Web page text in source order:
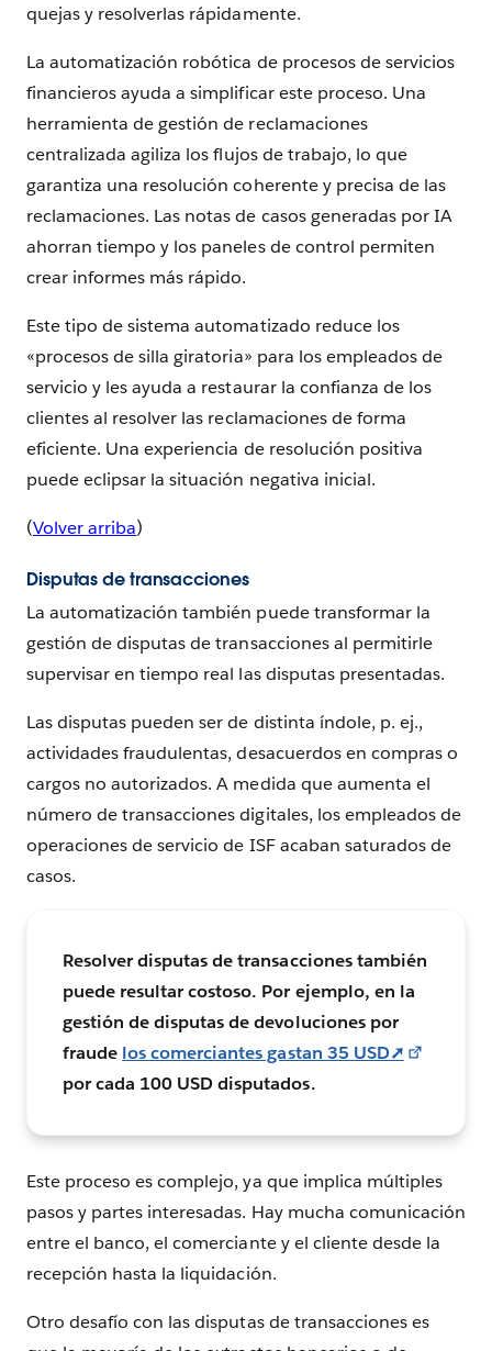
quejas y resolverlas rápidamente.
La automatización robótica de procesos de servicios
financieros ayuda a simplificar este proceso. Una
herramienta de gestión de reclamaciones
centralizada agiliza los flujos de trabajo, lo que
garantiza una resolución coherente y precisa de las
reclamaciones. Las notas de casos generadas por IA
ahorran tiempo y los paneles de control permiten
crear informes más rápido.
Este tipo de sistema automatizado reduce los
«procesos de silla giratoria» para los empleados de
servicio y les ayuda a restaurar la confianza de los
clientes al resolver las reclamaciones de forma
eficiente. Una experiencia de resolución positiva
puede eclipsar la situación negativa inicial.
(Volver arriba)
Disputas de transacciones
La automatización también puede transformar la
gestión de disputas de transacciones al permitirle
supervisar en tiempo real las disputas presentadas.
Las disputas pueden ser de distinta índole, p. ej.,
actividades fraudulentas, desacuerdos en compras o
cargos no autorizados. A medida que aumenta el
número de transacciones digitales, los empleados de
operaciones de servicio de ISF acaban saturados de
casos.
Resolver disputas de transacciones también
puede resultar costoso. Por ejemplo, en la
gestión de disputas de devoluciones por
fraude los comerciantes gastan 35 USD➚
por cada 100 USD disputados.
Este proceso es complejo, ya que implica múltiples
pasos y partes interesadas. Hay mucha comunicación
entre el banco, el comerciante y el cliente desde la
recepción hasta la liquidación.
Otro desafío con las disputas de transacciones es